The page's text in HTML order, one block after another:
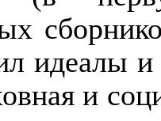
идеалы
и